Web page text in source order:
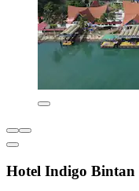
Hotel Indigo